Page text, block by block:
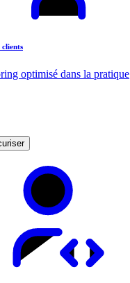
clients
optimisé dans la pratique